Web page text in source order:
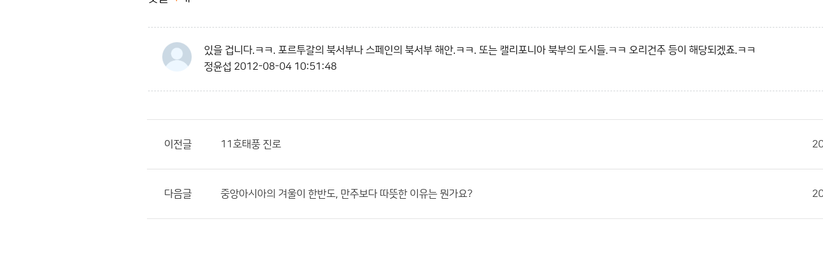
있을 겁니다.ㅋㅋ. 포르투갈의 북서부나 스페인의 북서부 해안.ㅋㅋ. 또는 캘리포니아 북부의 도시들.ㅋㅋ 오리건주 등이 해당되겠죠.ㅋㅋ
정윤섭 2012-08-04 10:51:48
이전글 11호태풍 진로
다음글 중앙아시아의 겨울이 한반도, 만주보다 따뜻한 이유는 뭔가요?